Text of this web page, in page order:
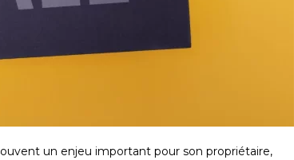
un enjeu important pour son propriétaire,